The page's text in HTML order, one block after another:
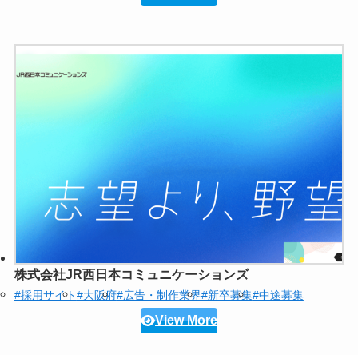
株式会社JR西日本コミュニケーションズ
#採用サイト#大阪府#広告・制作業界#新卒募集#中途募集
View More